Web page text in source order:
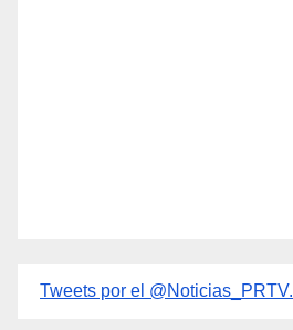
Tweets por el @Noticias_PRTV.